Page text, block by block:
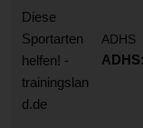
ADHS